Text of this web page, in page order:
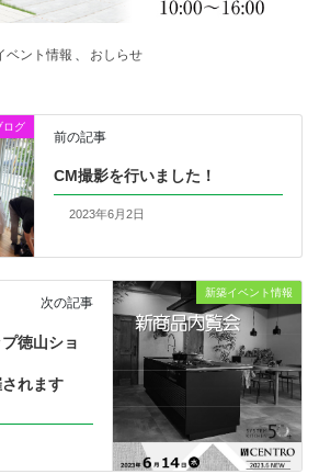
ベント情報 、 おしらせ
ログ
前の記事
CM撮影を行いました！
2023年6月2日
新築イベント情報
次の記事
徳山ショ
れます